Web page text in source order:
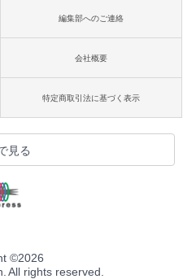
編集部へのご連絡
会社概要
特定商取引法に基づく表示
見る
©2026
All rights reserved.